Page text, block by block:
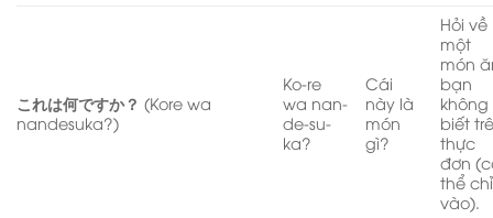
これは何ですか？ (Kore wa
nandesuka?)
Ko-re
wa nan-
de-su-
ka?
Cái
này là
món
gì?
Hỏi về
một
món
bạn
không
biết
thực
đơn
thể chỉ
vào).